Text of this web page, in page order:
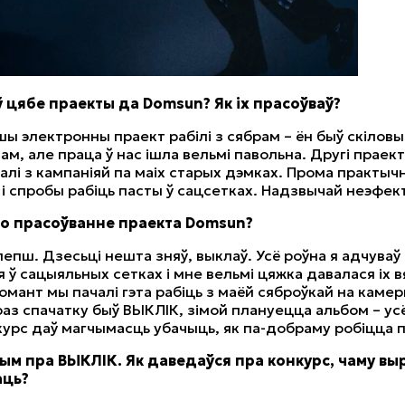
цябе праекты да Domsun? Як іх прасоўваў?
электронны праект рабілі з сябрам – ён быў
але праца ў нас ішла вельмі павольна. Другі праект
з кампаніяй па маіх старых дэмках. Прома
спробы рабіць пасты ў сацсетках. Надзвычай
прасоўванне праекта Domsun?
Дзесьці нешта зняў, выклаў. Усё роўна я
ў сацыяльных сетках і мне вельмі цяжка давалася іх
мы пачалі гэта рабіць з маёй сяброўкай на
спачатку быў ВЫКЛІК, зімой плануецца альбом –
даў магчымасць убачыць, як па-добраму робіцца
пра ВЫКЛІК. Як даведаўся пра конкурс, чаму